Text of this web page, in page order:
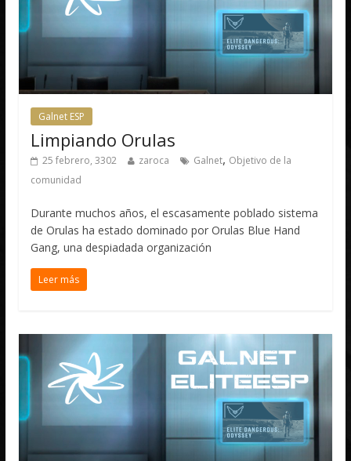
Galnet ESP
Limpiando Orulas
25 febrero, 3302 zaroca Galnet, Objetivo de la
comunidad
Durante muchos años, el escasamente poblado sistema
de Orulas ha estado dominado por Orulas Blue Hand
Gang, una despiadada organización
Leer más